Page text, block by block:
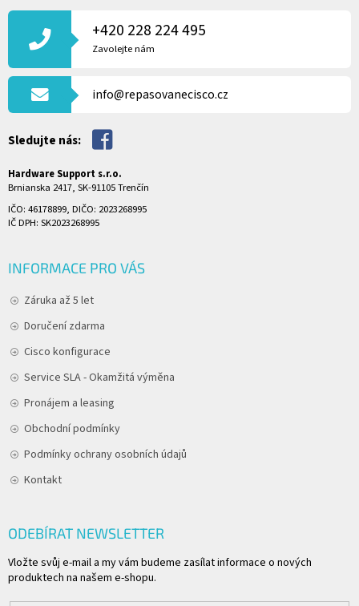
Á
T
+420 228 224 495
Zavolejte nám
info@repasovanecisco.cz
Sledujte nás:
Hardware Support s.r.o.
Brnianska 2417, SK-91105 Trenčín
IČO: 46178899, DIČO: 2023268995
IČ DPH: SK2023268995
INFORMACE PRO VÁS
Záruka až 5 let
Doručení zdarma
Cisco konfigurace
Service SLA - Okamžitá výměna
Pronájem a leasing
Obchodní podmínky
Podmínky ochrany osobních údajů
Kontakt
ODEBÍRAT NEWSLETTER
Vložte svůj e-mail a my vám budeme zasílat informace o nových
produktech na našem e-shopu.